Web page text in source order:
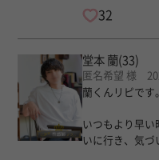
32
堂本 蘭(33)
匿名希望 様
蘭くんリピです
いつもより早い
いに行き、気づ